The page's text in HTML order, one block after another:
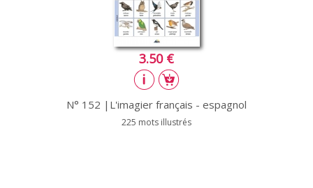
3.50 €
N° 152 |L'imagier français - espagnol
225 mots illustrés